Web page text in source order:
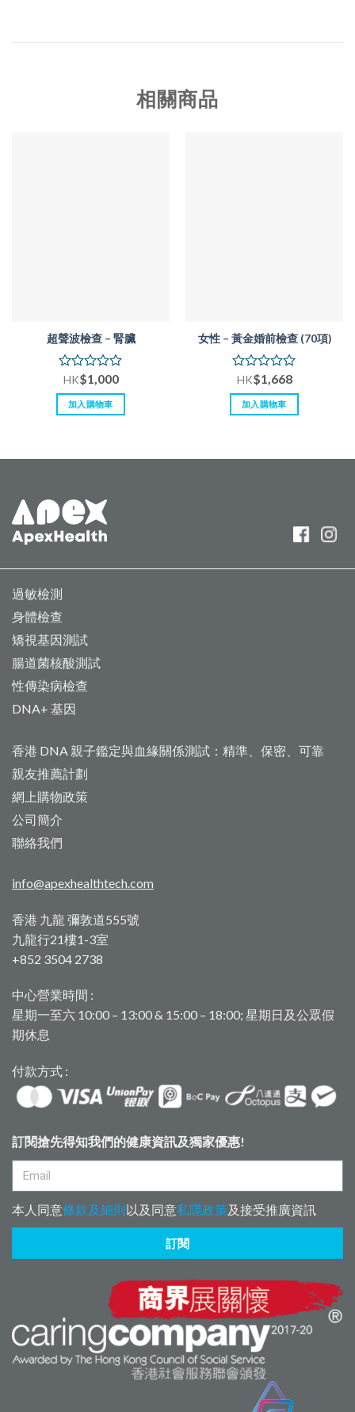
相關商品
超聲波檢查 – 腎臟
評
分
滿
HK$1,000
加入購物車
女性 – 黃金婚前檢查 (70項)
評
分
滿
HK$1,668
加入購物車
過敏檢測
身體檢查
矯視基因測試
腸道菌核酸測試
性傳染病檢查
DNA+ 基因
香港 DNA 親子鑑定與血緣關係測試：精準、保密、可靠
親友推薦計劃
網上購物政策
公司簡介
聯絡我們
info@apexhealthtech.com
香港 九龍 彌敦道555號
九龍行21樓1-3室
+852 3504 2738
中心營業時間 :
星期一至六 10:00 – 13:00 & 15:00 – 18:00; 星期日及公眾假
期休息
付款方式 :
訂閱搶先得知我們的健康資訊及獨家優惠!
本人同意條款及細則以及同意私隱政策及接受推廣資訊
訂閱